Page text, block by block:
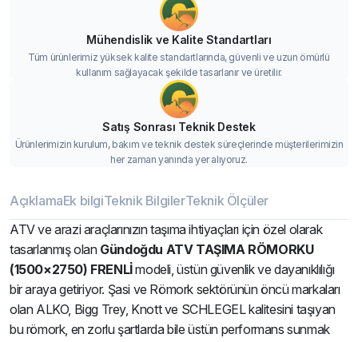
Mühendislik ve Kalite Standartları
Tüm ürünlerimiz yüksek kalite standartlarında, güvenli ve uzun ömürlü
kullanım sağlayacak şekilde tasarlanır ve üretilir.
Satış Sonrası Teknik Destek
Ürünlerimizin kurulum, bakım ve teknik destek süreçlerinde müşterilerimizin
her zaman yanında yer alıyoruz.
AçıklamaEk bilgiTeknik BilgilerTeknik Ölçüler
ATV ve arazi araçlarınızın taşıma ihtiyaçları için özel olarak
tasarlanmış olan Gündoğdu ATV TAŞIMA RÖMORKU
(1500×2750) FRENLİmodeli, üstün güvenlik ve dayanıklılığı
bir araya getiriyor. Şasi ve Römork sektörünün öncü markaları
olan ALKO, Bigg Trey, Knott ve SCHLEGEL kalitesini taşıyan
bu römork, en zorlu şartlarda bile üstün performans sunmak